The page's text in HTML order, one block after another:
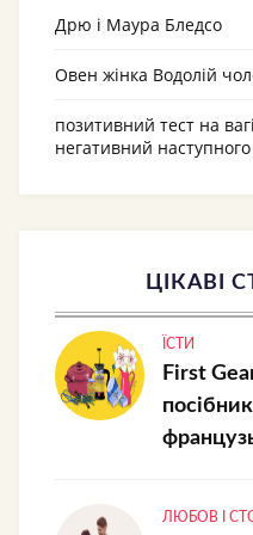
Дрю і Маура Бледсо
Овен жінка Водолій
позитивний тест на
негативний
ЦІКАВІ
ЇСТИ
First
ЛЮБОВ І